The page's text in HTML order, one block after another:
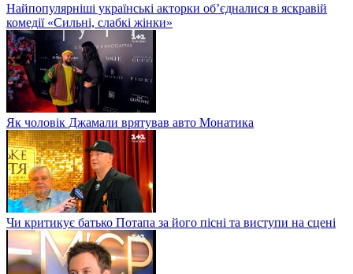
Найпопулярніші українські акторки об’єдналися в яскравій
комедії «Сильні, слабкі жінки»
Як чоловік Джамали врятував авто Монатика
Чи критикує батько Потапа за його пісні та виступи на сцені